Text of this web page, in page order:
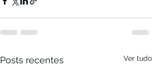
Posts recentes Ver tudo